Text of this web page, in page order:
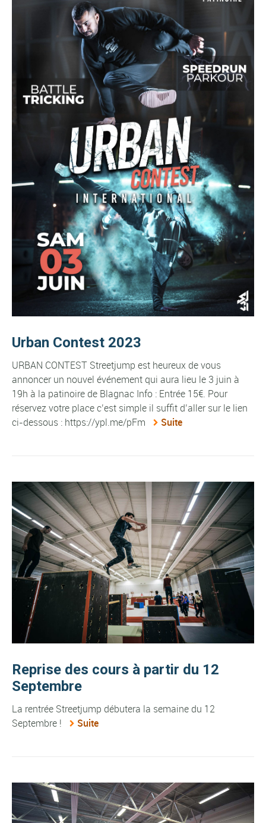
Urban Contest 2023
URBAN CONTEST Streetjump est heureux de vous
annoncer un nouvel événement qui aura lieu le 3 juin à
19h à la patinoire de Blagnac Info : Entrée 15€. Pour
réservez votre place c’est simple il suffit d’aller sur le lien
ci-dessous : https://ypl.me/pFm
Suite
Reprise des cours à partir du 12
Septembre
La rentrée Streetjump débutera la semaine du 12
Septembre !
Suite